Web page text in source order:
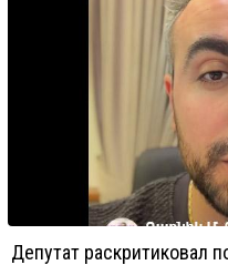
Депутат раскритиковал